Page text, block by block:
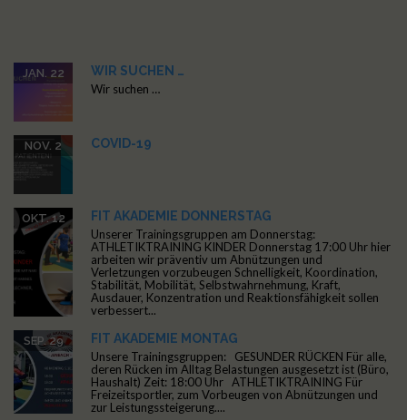
WIR SUCHEN …
JAN. 22
Wir suchen …
COVID-19
NOV. 2
FIT AKADEMIE DONNERSTAG
OKT. 12
Unserer Trainingsgruppen am Donnerstag:
ATHLETIKTRAINING KINDER Donnerstag 17:00 Uhr hier
arbeiten wir präventiv um Abnützungen und
Verletzungen vorzubeugen Schnelligkeit, Koordination,
Stabilität, Mobilität, Selbstwahrnehmung, Kraft,
Ausdauer, Konzentration und Reaktionsfähigkeit sollen
verbessert...
FIT AKADEMIE MONTAG
SEP. 29
Unsere Trainingsgruppen: GESUNDER RÜCKEN Für alle,
deren Rücken im Alltag Belastungen ausgesetzt ist (Büro,
Haushalt) Zeit: 18:00 Uhr ATHLETIKTRAINING Für
Freizeitsportler, zum Vorbeugen von Abnützungen und
zur Leistungssteigerung....